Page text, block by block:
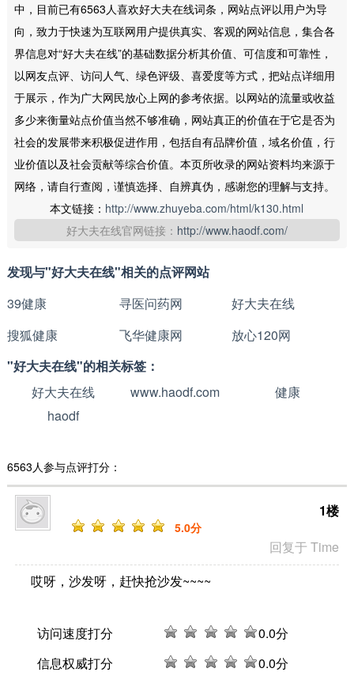
中，目前已有6563人喜欢好大夫在线词条，网站点评以用户为导
向，致力于快速为互联网用户提供真实、客观的网站信息，集合各
界信息对“好大夫在线”的基础数据分析其价值、可信度和可靠性，
以网友点评、访问人气、绿色评级、喜爱度等方式，把站点详细用
于展示，作为广大网民放心上网的参考依据。以网站的流量或收益
多少来衡量站点价值当然不够准确，网站真正的价值在于它是否为
社会的发展带来积极促进作用，包括自有品牌价值，域名价值，行
业价值以及社会贡献等综合价值。本页所收录的网站资料均来源于
网络，请自行查阅，谨慎选择、自辨真伪，感谢您的理解与支持。
本文链接： http://www.zhuyeba.com/html/k130.html
好大夫在线官网链接： http://www.haodf.com/
发现与"好大夫在线"相关的点评网站
39健康
寻医问药网
好大夫在线
搜狐健康
飞华健康网
放心120网
"好大夫在线"的相关标签：
好大夫在线
www.haodf.com
健康
haodf
6563人参与点评打分：
回复于 Time
1楼
5.0分
哎呀，沙发呀，赶快抢沙发~~~~
访问速度打分 0.0分
信息权威打分
0.0分